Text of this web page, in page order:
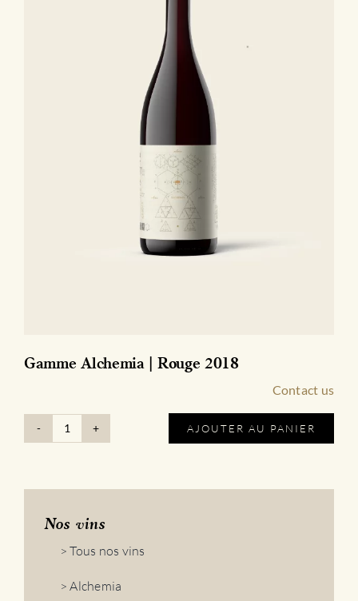
Nos vins
> Tous nos vins
> Alchemia
Gamme Alchemia | Rouge 2018
Contact us
quantité
Rouge
AJOUTER AU PANIER